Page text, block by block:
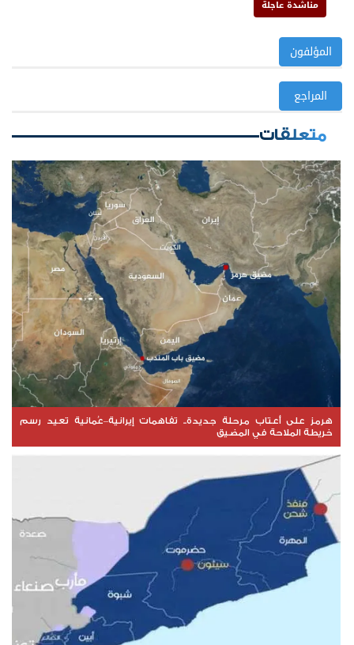
مناشدة عاجلة
المؤلفون
المراجع
متعلقات
هرمز على أعتاب مرحلة جديدة.. تفاهمات إيرانية–عُمانية تعيد رسم
خريطة الملاحة في المضيق